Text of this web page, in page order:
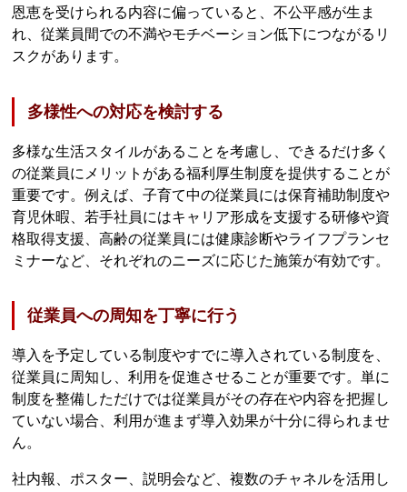
恩恵を受けられる内容に偏っていると、不公平感が生ま
れ、従業員間での不満やモチベーション低下につながるリ
スクがあります。
多様性への対応を検討する
多様な生活スタイルがあることを考慮し、できるだけ多く
の従業員にメリットがある福利厚生制度を提供することが
重要です。例えば、子育て中の従業員には保育補助制度や
育児休暇、若手社員にはキャリア形成を支援する研修や資
格取得支援、高齢の従業員には健康診断やライフプランセ
ミナーなど、それぞれのニーズに応じた施策が有効です。
従業員への周知を丁寧に行う
導入を予定している制度やすでに導入されている制度を、
従業員に周知し、利用を促進させることが重要です。単に
制度を整備しただけでは従業員がその存在や内容を把握し
ていない場合、利用が進まず導入効果が十分に得られませ
ん。
社内報、ポスター、説明会など、複数のチャネルを活用し